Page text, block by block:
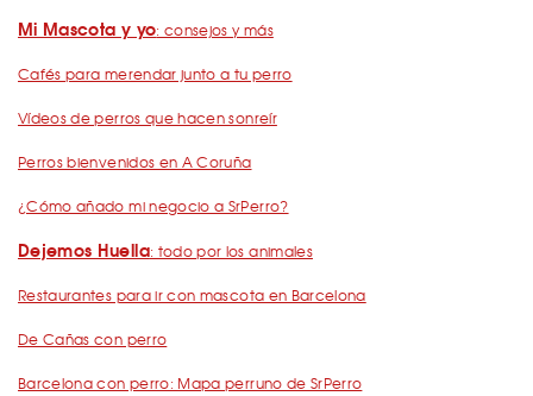
Mi Mascota y yo: consejos y más
Cafés para merendar junto a tu perro
Vídeos de perros que hacen sonreír
Perros bienvenidos en A Coruña
¿Cómo añado mi negocio a SrPerro?
Dejemos Huella: todo por los animales
Restaurantes para ir con mascota en Barcelona
De Cañas con perro
Barcelona con perro: Mapa perruno de SrPerro